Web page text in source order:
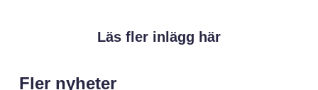
Läs fler inlägg här
Fler nyheter